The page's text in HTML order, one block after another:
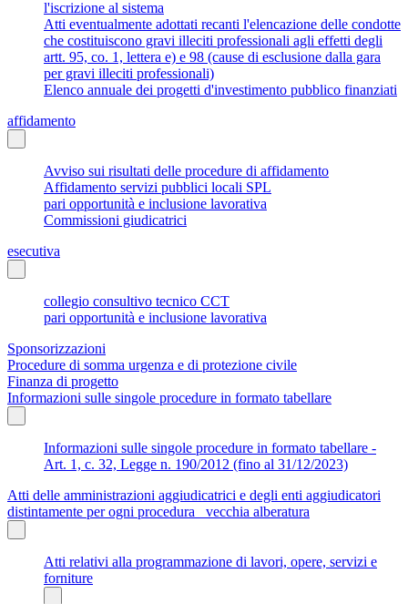
l'iscrizione al sistema
Atti eventualmente adottati recanti l'elencazione delle condotte
che costituiscono gravi illeciti professionali agli effetti degli
artt. 95, co. 1, lettera e) e 98 (cause di esclusione dalla gara
per gravi illeciti professionali)
Elenco annuale dei progetti d'investimento pubblico finanziati
affidamento
Avviso sui risultati delle procedure di affidamento
Affidamento servizi pubblici locali SPL
pari opportunità e inclusione lavorativa
Commissioni giudicatrici
esecutiva
collegio consultivo tecnico CCT
pari opportunità e inclusione lavorativa
Sponsorizzazioni
Procedure di somma urgenza e di protezione civile
Finanza di progetto
Informazioni sulle singole procedure in formato tabellare
Informazioni sulle singole procedure in formato tabellare -
Art. 1, c. 32, Legge n. 190/2012 (fino al 31/12/2023)
Atti delle amministrazioni aggiudicatrici e degli enti aggiudicatori
distintamente per ogni procedura_ vecchia alberatura
Atti relativi alla programmazione di lavori, opere, servizi e
forniture